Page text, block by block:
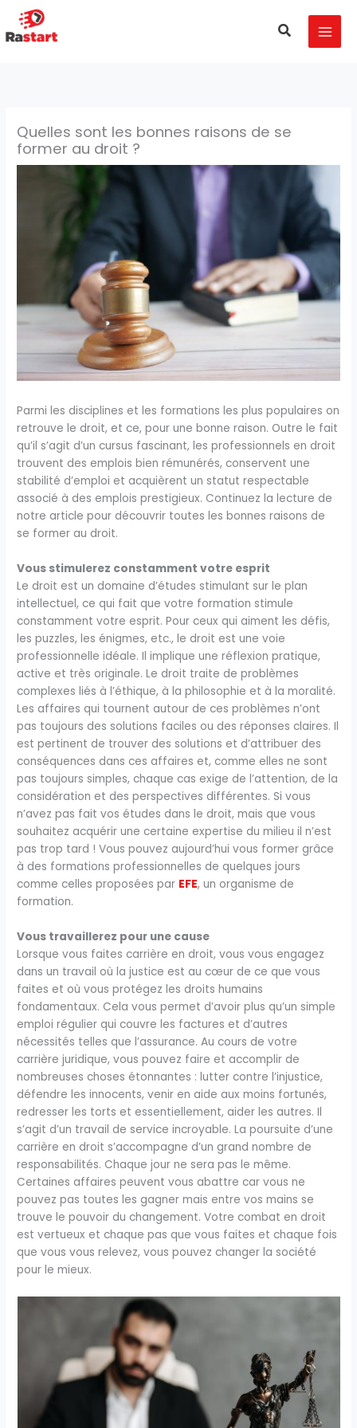
contenu
Quelles sont les bonnes raisons de se
former au droit ?
Parmi les disciplines et les formations les plus populaires on
retrouve le droit, et ce, pour une bonne raison. Outre le fait
qu’il s’agit d’un cursus fascinant, les professionnels en droit
trouvent des emplois bien rémunérés, conservent une
stabilité d’emploi et acquièrent un statut respectable
associé à des emplois prestigieux. Continuez la lecture de
notre article pour découvrir toutes les bonnes raisons de
se former au droit.
Vous stimulerez constamment votre esprit
Le droit est un domaine d’études stimulant sur le plan
intellectuel, ce qui fait que votre formation stimule
constamment votre esprit. Pour ceux qui aiment les défis,
les puzzles, les énigmes, etc., le droit est une voie
professionnelle idéale. Il implique une réflexion pratique,
active et très originale. Le droit traite de problèmes
complexes liés à l’éthique, à la philosophie et à la moralité.
Les affaires qui tournent autour de ces problèmes n’ont
pas toujours des solutions faciles ou des réponses claires. Il
est pertinent de trouver des solutions et d’attribuer des
conséquences dans ces affaires et, comme elles ne sont
pas toujours simples, chaque cas exige de l’attention, de la
considération et des perspectives différentes. Si vous
n’avez pas fait vos études dans le droit, mais que vous
souhaitez acquérir une certaine expertise du milieu il n’est
pas trop tard ! Vous pouvez aujourd’hui vous former grâce
à des formations professionnelles de quelques jours
comme celles proposées par EFE, un organisme de
formation.
Vous travaillerez pour une cause
Lorsque vous faites carrière en droit, vous vous engagez
dans un travail où la justice est au cœur de ce que vous
faites et où vous protégez les droits humains
fondamentaux. Cela vous permet d’avoir plus qu’un simple
emploi régulier qui couvre les factures et d’autres
nécessités telles que l’assurance. Au cours de votre
carrière juridique, vous pouvez faire et accomplir de
nombreuses choses étonnantes : lutter contre l’injustice,
défendre les innocents, venir en aide aux moins fortunés,
redresser les torts et essentiellement, aider les autres. Il
s’agit d’un travail de service incroyable. La poursuite d’une
carrière en droit s’accompagne d’un grand nombre de
responsabilités. Chaque jour ne sera pas le même.
Certaines affaires peuvent vous abattre car vous ne
pouvez pas toutes les gagner mais entre vos mains se
trouve le pouvoir du changement. Votre combat en droit
est vertueux et chaque pas que vous faites et chaque fois
que vous vous relevez, vous pouvez changer la société
pour le mieux.